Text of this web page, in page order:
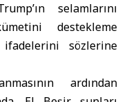
selamlarını
destekleme
sözlerine
ardından